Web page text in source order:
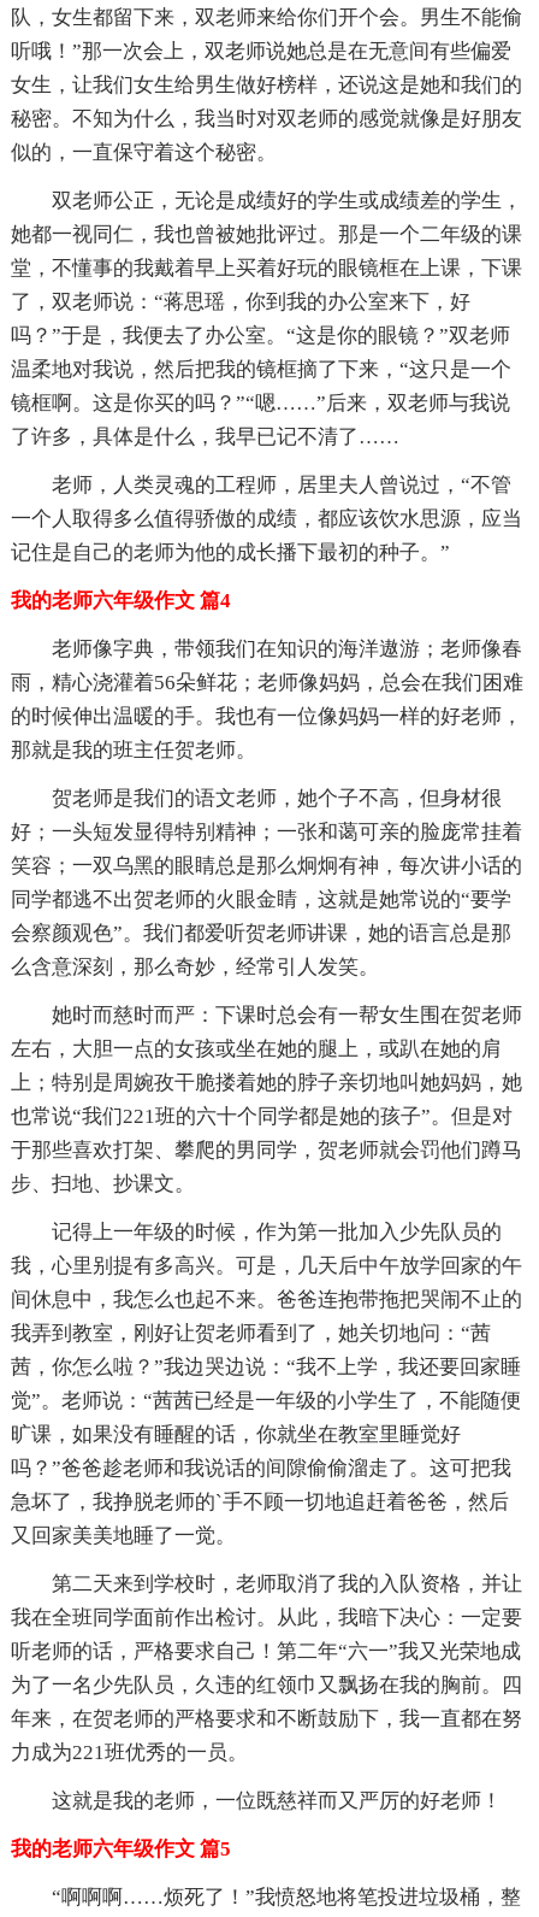
队，女生都留下来，双老师来给你们开个会。男生不能偷
听哦！”那一次会上，双老师说她总是在无意间有些偏爱
女生，让我们女生给男生做好榜样，还说这是她和我们的
秘密。不知为什么，我当时对双老师的感觉就像是好朋友
似的，一直保守着这个秘密。
双老师公正，无论是成绩好的学生或成绩差的学生，
她都一视同仁，我也曾被她批评过。那是一个二年级的课
堂，不懂事的我戴着早上买着好玩的眼镜框在上课，下课
了，双老师说：“蒋思瑶，你到我的办公室来下，好
吗？”于是，我便去了办公室。“这是你的眼镜？”双老师
温柔地对我说，然后把我的镜框摘了下来，“这只是一个
镜框啊。这是你买的吗？”“嗯……”后来，双老师与我说
了许多，具体是什么，我早已记不清了……
老师，人类灵魂的工程师，居里夫人曾说过，“不管
一个人取得多么值得骄傲的成绩，都应该饮水思源，应当
记住是自己的老师为他的成长播下最初的种子。”
我的老师六年级作文 篇4
老师像字典，带领我们在知识的海洋遨游；老师像春
雨，精心浇灌着56朵鲜花；老师像妈妈，总会在我们困难
的时候伸出温暖的手。我也有一位像妈妈一样的好老师，
那就是我的班主任贺老师。
贺老师是我们的语文老师，她个子不高，但身材很
好；一头短发显得特别精神；一张和蔼可亲的脸庞常挂着
笑容；一双乌黑的眼睛总是那么炯炯有神，每次讲小话的
同学都逃不出贺老师的火眼金睛，这就是她常说的“要学
会察颜观色”。我们都爱听贺老师讲课，她的语言总是那
么含意深刻，那么奇妙，经常引人发笑。
她时而慈时而严：下课时总会有一帮女生围在贺老师
左右，大胆一点的女孩或坐在她的腿上，或趴在她的肩
上；特别是周婉孜干脆搂着她的脖子亲切地叫她妈妈，她
也常说“我们221班的六十个同学都是她的孩子”。但是对
于那些喜欢打架、攀爬的男同学，贺老师就会罚他们蹲马
步、扫地、抄课文。
记得上一年级的时候，作为第一批加入少先队员的
我，心里别提有多高兴。可是，几天后中午放学回家的午
间休息中，我怎么也起不来。爸爸连抱带拖把哭闹不止的
我弄到教室，刚好让贺老师看到了，她关切地问：“茜
茜，你怎么啦？”我边哭边说：“我不上学，我还要回家睡
觉”。老师说：“茜茜已经是一年级的小学生了，不能随便
旷课，如果没有睡醒的话，你就坐在教室里睡觉好
吗？”爸爸趁老师和我说话的间隙偷偷溜走了。这可把我
急坏了，我挣脱老师的`手不顾一切地追赶着爸爸，然后
又回家美美地睡了一觉。
第二天来到学校时，老师取消了我的入队资格，并让
我在全班同学面前作出检讨。从此，我暗下决心：一定要
听老师的话，严格要求自己！第二年“六一”我又光荣地成
为了一名少先队员，久违的红领巾又飘扬在我的胸前。四
年来，在贺老师的严格要求和不断鼓励下，我一直都在努
力成为221班优秀的一员。
这就是我的老师，一位既慈祥而又严厉的好老师！
我的老师六年级作文 篇5
“啊啊啊……烦死了！”我愤怒地将笔投进垃圾桶，整